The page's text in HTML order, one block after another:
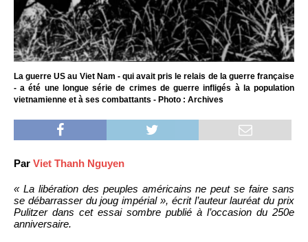
La guerre US au Viet Nam - qui avait pris le relais de la guerre française
- a été une longue série de crimes de guerre infligés à la population
vietnamienne et à ses combattants - Photo : Archives
Par Viet Thanh Nguyen
« La libération des peuples américains ne peut se faire sans
se débarrasser du joug impérial », écrit l’auteur lauréat du prix
Pulitzer dans cet essai sombre publié à l’occasion du 250e
anniversaire.